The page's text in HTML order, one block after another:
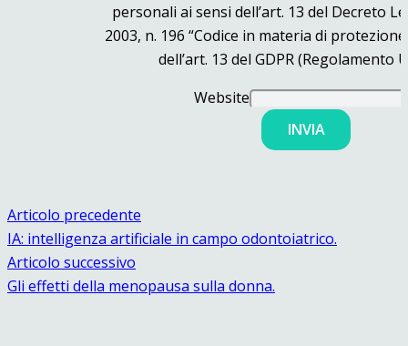
personali ai sensi dell’art. 13 del Decreto
2003, n. 196 “Codice in materia di
dell’art. 13 del GDPR (Regolamento
Website
INVIA
Articolo precedente
IA: intelligenza artificiale in campo odontoiatrico.
Articolo successivo
Gli effetti della menopausa sulla donna.